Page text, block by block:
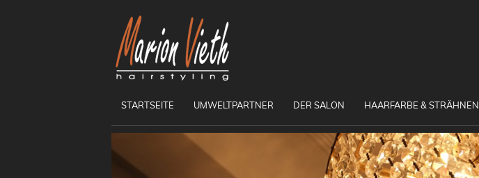
STARTSEITE UMWELTPARTNER DER SALON HAARFARBE & STRÄHNEN